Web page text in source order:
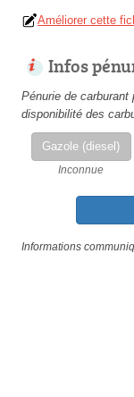
Améliorer cette
Infos
Pénurie de
disponibilité des
Gazole (diesel)
Inconnue
Informations